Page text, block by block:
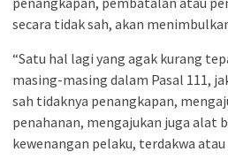
secara tidak sah, akan
“Satu hal lagi yang agak kurang
masing-masing dalam Pasal 111,
sah tidaknya penangkapan,
penahanan, mengajukan juga alat
kewenangan pelaku, terdakwa